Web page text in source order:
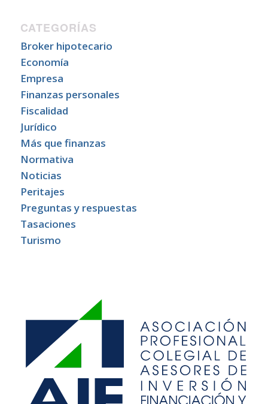
CATEGORÍAS
Broker hipotecario
Economía
Empresa
Finanzas personales
Fiscalidad
Jurídico
Más que finanzas
Normativa
Noticias
Peritajes
Preguntas y respuestas
Tasaciones
Turismo